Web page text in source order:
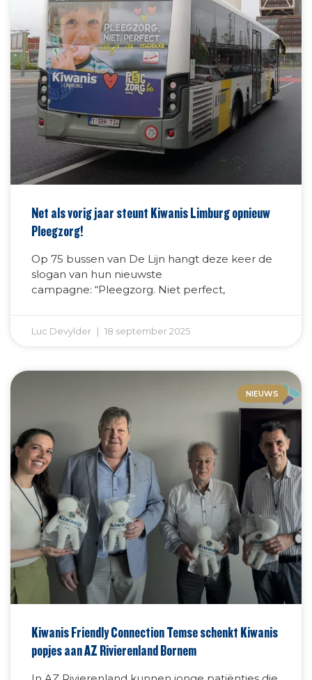
Net als vorig jaar steunt Kiwanis Limburg opnieuw
Pleegzorg!
Op 75 bussen van De Lijn hangt deze keer de
slogan van hun nieuwste
campagne: “Pleegzorg. Niet perfect,
Luc Devylder 18 september 2025
NIEUWS
Kiwanis Friendly Connection Temse schenkt Kiwanis
popjes aan AZ Rivierenland Bornem